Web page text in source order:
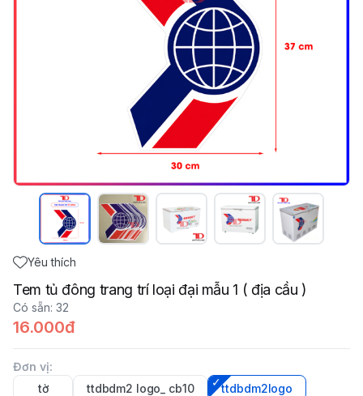
Yêu thích
Tem tủ đông trang trí loại đại mẫu 1 ( địa cầu )
Có sẵn: 32
16.000đ
Đơn vị:
tờ
ttdbdm2 logo_ cb10 ttdbdm2logo